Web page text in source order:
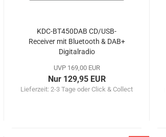
KDC-BT450DAB CD/USB-
Receiver mit Bluetooth & DAB+
Digitalradio
UVP 169,00 EUR
Nur 129,95 EUR
Lieferzeit: 2-3 Tage oder Click & Collect